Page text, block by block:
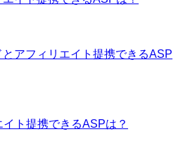
アフィリエイト提携できるASP
ト提携できるASPは？